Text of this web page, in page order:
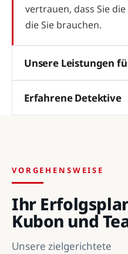
vertrauen, dass Sie
die Sie brauchen.
Unsere Leistungen
Erfahrene Detektive
VORGEHENSWEISE
Ihr
Kubon und
Unsere zielgerichtete